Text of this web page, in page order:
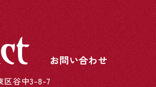
お問い合わせ
区谷中3-8-7